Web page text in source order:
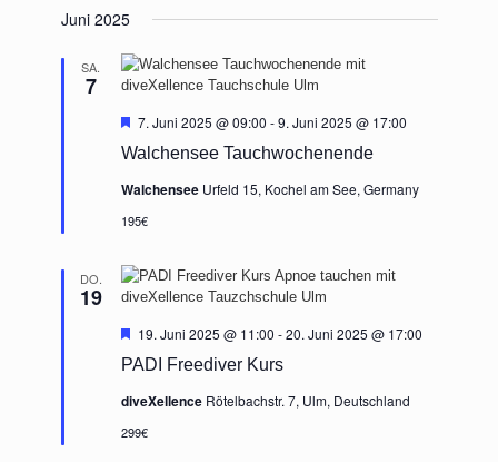
Juni 2025
SA.
7
Walchensee Tauchwochenende
Hervorgehoben
7. Juni 2025 @ 09:00 -9. Juni 2025 @ 17:00
Walchensee Urfeld 15, Kochel am See, Germany
195€
DO.
19
PADI Freediver Kurs
Hervorgehoben
19. Juni 2025 @ 11:00 -20. Juni 2025 @ 17:00
diveXellence Rötelbachstr. 7, Ulm, Deutschland
299€